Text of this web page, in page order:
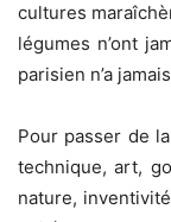
cultures
légumes n’ont
parisien n’a
Pour passer de
technique, art,
nature,